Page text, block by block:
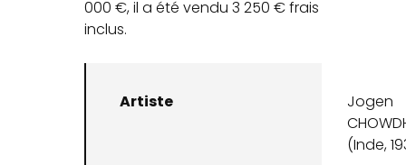
000 €, il a été vendu 3 250 € frais
inclus.
Artiste
Jogen
(Inde,